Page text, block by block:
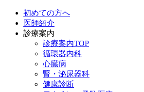
初めての方へ
医師紹介
診療案内
診療案内TOP
循環器内科
心臓病
腎・泌尿器科
健康診断